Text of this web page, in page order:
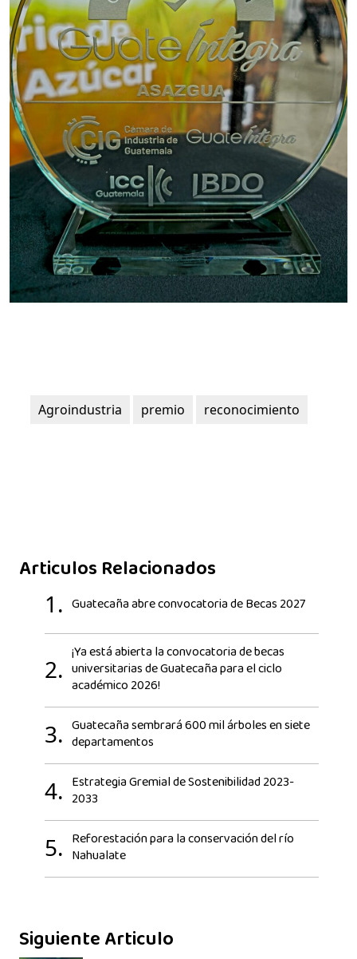
Agroindustria premio reconocimiento
Articulos Relacionados
1. Guatecaña abre convocatoria de Becas 2027
2.
¡Ya está abierta la convocatoria de becas
universitarias de Guatecaña para el ciclo
académico 2026!
3. Guatecaña sembrará 600 mil árboles en siete
departamentos
4. Estrategia Gremial de Sostenibilidad 2023-
2033
5. Reforestación para la conservación del río
Nahualate
Siguiente Articulo